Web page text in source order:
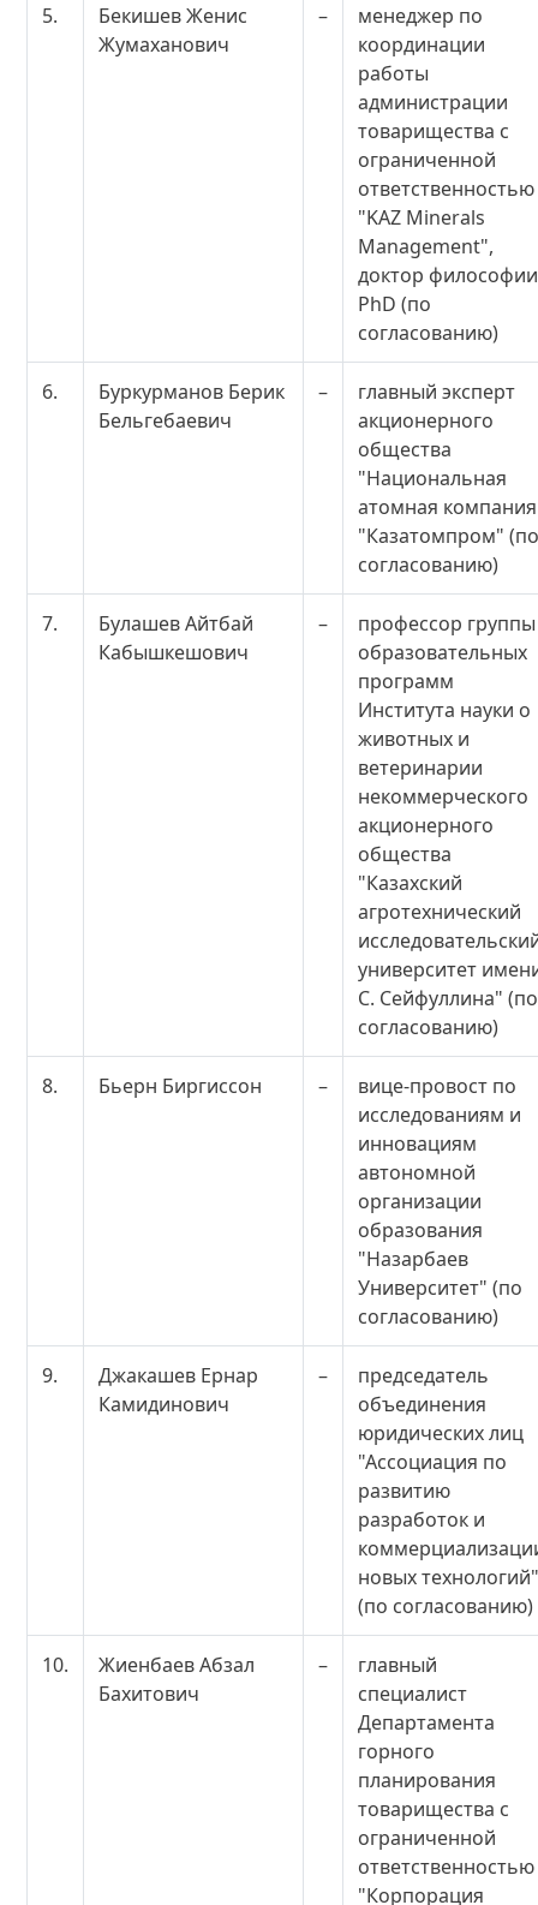
5.
Бекишев Женис
Жумаханович
–
менеджер по
координации
работы
администрации
товарищества с
ограниченной
ответственностью
"KAZ Minerals
Management",
доктор философии
PhD (по
согласованию)
6.
Буркурманов Берик
Бельгебаевич
–
главный эксперт
акционерного
общества
"Национальная
атомная компания
"Казатомпром"
согласованию)
7.
Булашев Айтбай
Кабышкешович
–
профессор группы
образовательных
программ
Института науки о
животных и
ветеринарии
некоммерческого
акционерного
общества
"Казахский
агротехнический
университет
С. Сейфуллина" (по
согласованию)
8. Бьерн Биргиссон –
вице-провост по
исследованиям и
инновациям
автономной
организации
образования
"Назарбаев
Университет" (по
согласованию)
9.
Джакашев Ернар
Камидинович
–
председатель
объединения
юридических лиц
"Ассоциация по
развитию
разработок и
новых
(по согласованию)
10.
Жиенбаев Абзал
Бахитович
–
главный
специалист
Департамента
горного
планирования
товарищества с
ограниченной
ответственностью
"Корпорация